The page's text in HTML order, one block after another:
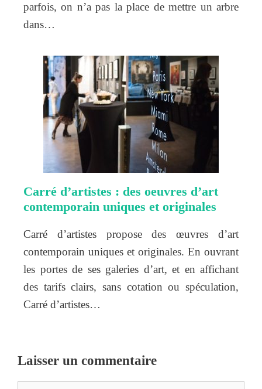
parfois, on n’a pas la place de mettre un arbre
dans…
Carré d’artistes : des oeuvres d’art
contemporain uniques et originales
Carré d’artistes propose des œuvres d’art
contemporain uniques et originales. En ouvrant
les portes de ses galeries d’art, et en affichant
des tarifs clairs, sans cotation ou spéculation,
Carré d’artistes…
Laisser un commentaire